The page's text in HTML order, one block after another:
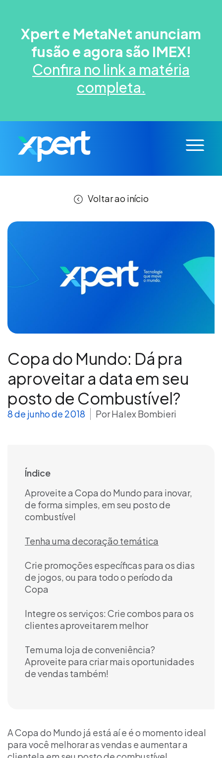
Xpert e MetaNet anunciam
fusão e agora são IMEX!
Confira no link a matéria
completa.
Voltar ao início
Copa do Mundo: Dá pra
aproveitar a data em seu
posto de Combustível?
8 de junho de 2018 PorHalex Bombieri
A Copa do Mundo já está aí e é o momento ideal
para você melhorar as vendas e aumentar a
Índice
Aproveite a Copa do Mundo para inovar,
de forma simples, em seu posto de
combustível
Tenha uma decoração temática
Crie promoções específicas para os dias
de jogos, ou para todo o período da
Copa
Integre os serviços: Crie combos para os
clientes aproveitarem melhor
Tem uma loja de conveniência?
Aproveite para criar mais oportunidades
de vendas também!